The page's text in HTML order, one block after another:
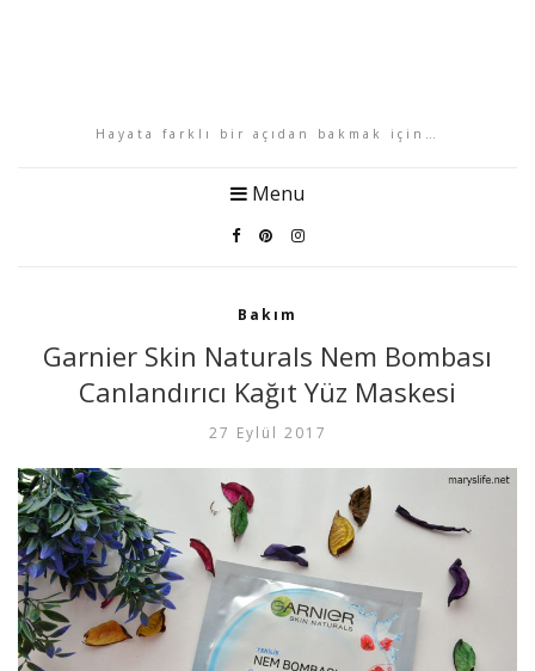
Hayata farklı bir açıdan bakmak için…
Menu
Bakım
Garnier Skin Naturals Nem Bombası
Canlandırıcı Kağıt Yüz Maskesi
27 Eylül 2017